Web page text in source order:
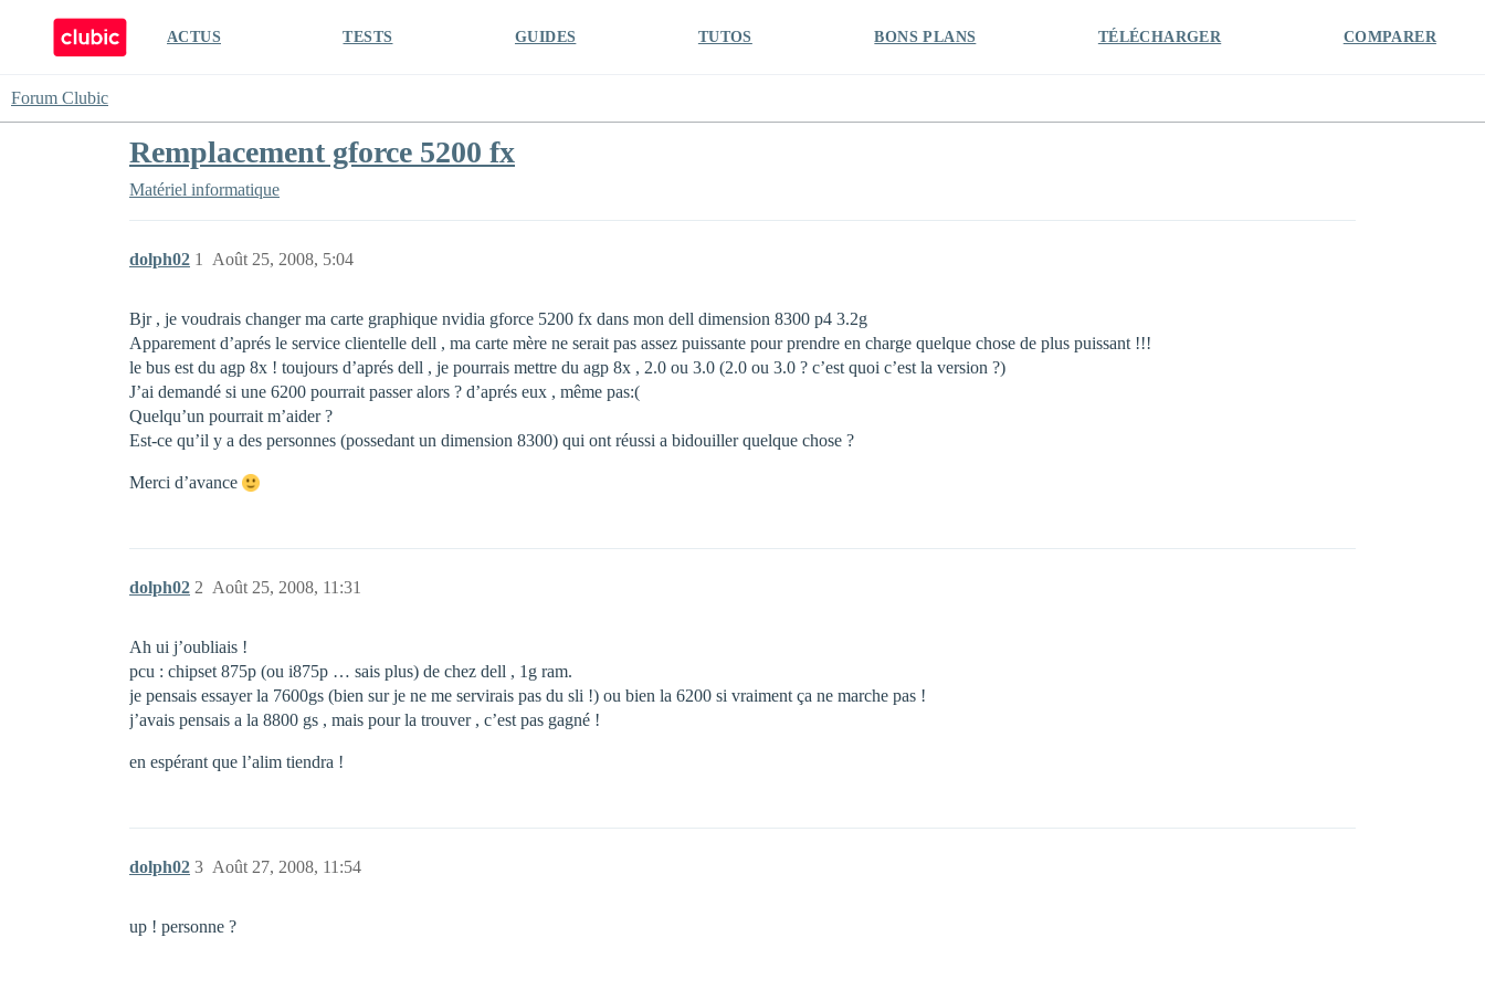
ACTUS TESTS GUIDES TUTOS BONS PLANS TÉLÉCHARGER COMPARER
Forum Clubic
Remplacement gforce 5200 fx
Matériel informatique
dolph02 Août 25, 2008, 5:04
1
Bjr , je voudrais changer ma carte graphique nvidia gforce 5200 fx dans mon dell dimension 8300 p4 3.2g
Apparement d’aprés le service clientelle dell , ma carte mère ne serait pas assez puissante pour prendre en charge quelque chose de plus puissant !!!
le bus est du agp 8x ! toujours d’aprés dell , je pourrais mettre du agp 8x , 2.0 ou 3.0 (2.0 ou 3.0 ? c’est quoi c’est la version ?)
J’ai demandé si une 6200 pourrait passer alors ? d’aprés eux , même pas:(
Quelqu’un pourrait m’aider ?
Est-ce qu’il y a des personnes (possedant un dimension 8300) qui ont réussi a bidouiller quelque chose ?
Merci d’avance
dolph02 Août 25, 2008, 11:31
2
Ah ui j’oubliais !
pcu : chipset 875p (ou i875p … sais plus) de chez dell , 1g ram.
je pensais essayer la 7600gs (bien sur je ne me servirais pas du sli !) ou bien la 6200 si vraiment ça ne marche pas !
j’avais pensais a la 8800 gs , mais pour la trouver , c’est pas gagné !
en espérant que l’alim tiendra !
dolph02 Août 27, 2008, 11:54
3
up ! personne ?